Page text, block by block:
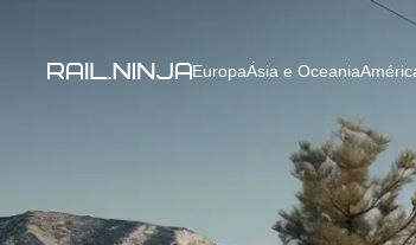
EuropaÁsia e Oceania